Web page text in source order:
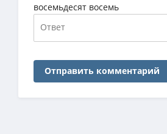
восемьдесят восемь
Отправить комментарий